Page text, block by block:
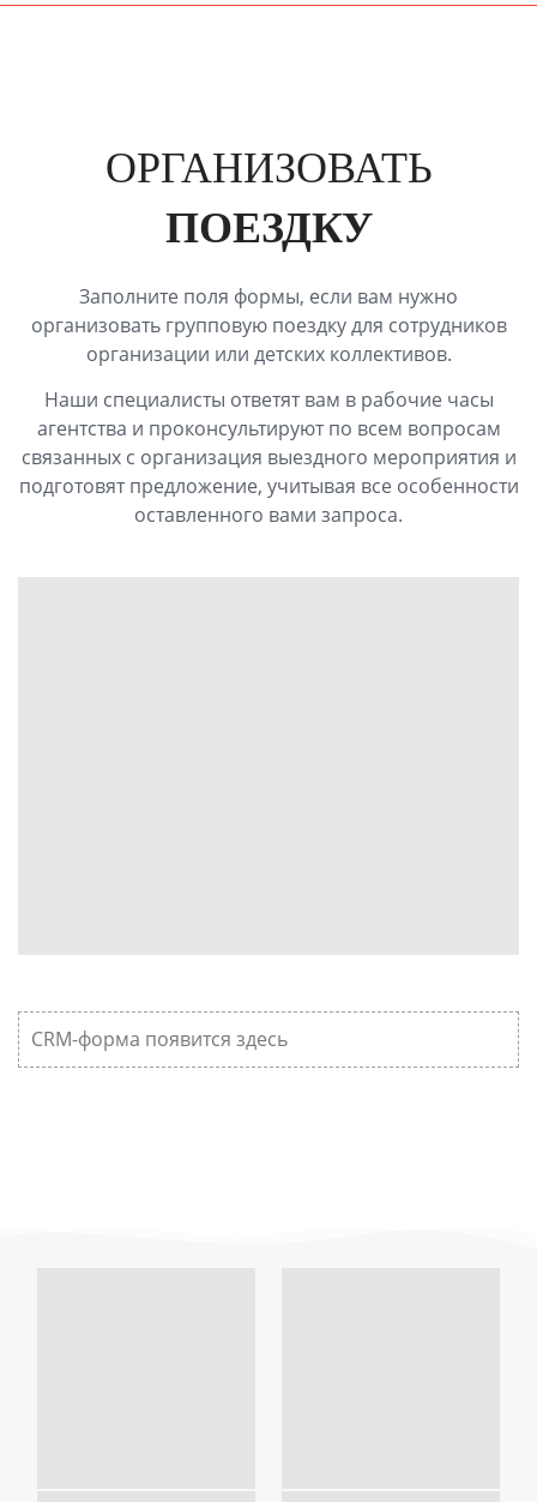
CRM-форма появится здесь
ОРГАНИЗОВАТЬ
ПОЕЗДКУ
Заполните поля формы, если вам нужно
организовать групповую поездку для сотрудников
организации или детских коллективов.
Наши специалисты ответят вам в рабочие часы
агентства и проконсультируют по всем вопросам
связанных с организация выездного мероприятия и
подготовят предложение, учитывая все особенности
оставленного вами запроса.